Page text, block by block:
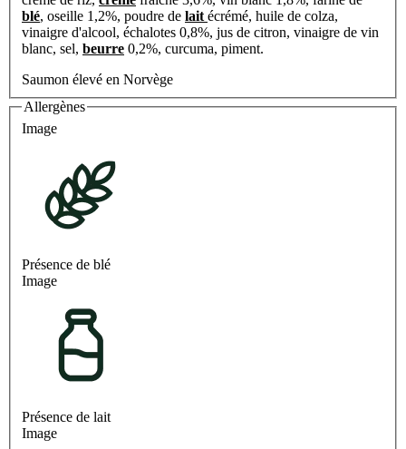
blé, oseille 1,2%, poudre de lait écrémé, huile de colza,
vinaigre d'alcool, échalotes 0,8%, jus de citron, vinaigre de vin
blanc, sel, beurre 0,2%, curcuma, piment.
Saumon élevé en Norvège
Allergènes
Image
Présence de blé
Image
Présence de lait
Image